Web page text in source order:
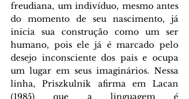
freudiana, um indivíduo, mesmo antes
do momento de seu nascimento, já
inicia sua construção como um ser
humano, pois ele já é marcado pelo
desejo inconsciente dos pais e ocupa
um lugar em seus imaginários. Nessa
linha, Priszkulnik afirma em Lacan
(1985) que a linguagem é